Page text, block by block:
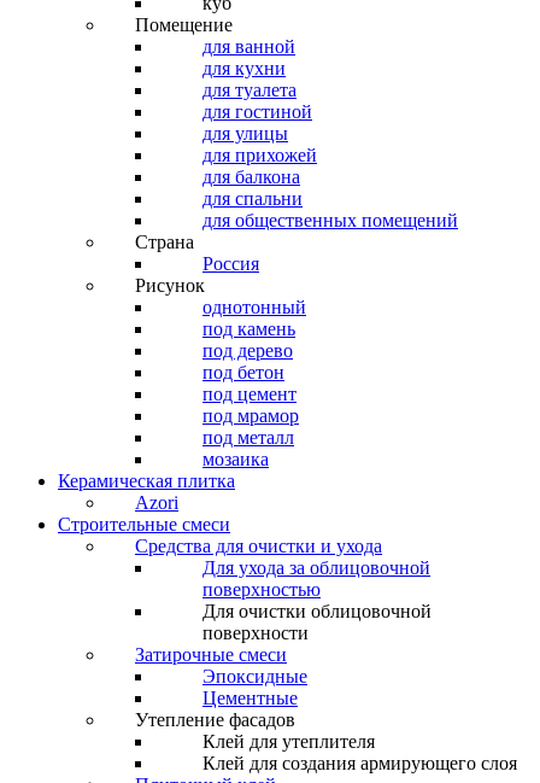
Помещение
для ванной
для кухни
для туалета
для гостиной
для улицы
для прихожей
для балкона
для спальни
для общественных помещений
Страна
Россия
Рисунок
однотонный
под камень
под дерево
под бетон
под цемент
под мрамор
под металл
мозаика
Керамическая плитка
Azori
Строительные смеси
Средства для очистки и ухода
Для ухода за облицовочной
поверхностью
Для очистки облицовочной
поверхности
Затирочные смеси
Эпоксидные
Цементные
Утепление фасадов
Клей для утеплителя
Клей для создания армирующего слоя